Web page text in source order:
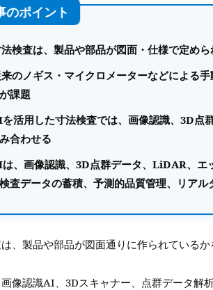
検査は、製品や部品が図面・仕様で定め
のノギス・マイクロメーターなどによる
課題
活用した寸法検査では、画像認識、3D
合わせる
、画像認識、3D点群データ、LiDAR、エ
査データの蓄積、予測的品質管理、リアル
、製品や部品が図面通りに作られているか
像認識AI、3Dスキャナー、点群データ解